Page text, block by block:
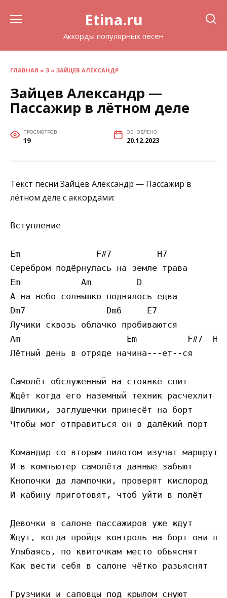
Etina.ru
Аккорды популярных песен
ГЛАВНАЯ » З » ЗАЙЦЕВ АЛЕКСАНДР
Зайцев Александр —
Пассажир в лётном деле
ПРОСМОТРОВ
19
ОБНОВЛЕНО
20.12.2023
Текст песни Зайцев Александр — Пассажир в
лётном деле с аккордами:
Вступление
Em               F#7         H7
Серебром подёрнулась на земле трава
Em            Am         D
А на небо солнышко поднялось едва
Dm7                Dm6     E7
Лучики сквозь облачко пробиваются
Am                     Em          F#7  H7
Лётный день в отряде начина---ет--ся
Самолёт обслуженный на стоянке спит
Ждёт когда его наземный техник расчехлит
Шпилики, заглушечки принесёт на борт
Чтобы мог отправиться он в далёкий порт
Командир со вторым пилотом изучат маршрут
И в компьютер самолёта данные забьют
Кнопочки да лампочки, проверят кислород
И кабину приготовят, чтоб уйти в полёт
Девочки в салоне пассажиров уже ждут
Ждут, когда пройдя контроль на борт они
Улыбаясь, по квиточкам место обьяснят
Как вести себя в салоне чётко разьяснят
Грузчики и саповцы под крылом снуют